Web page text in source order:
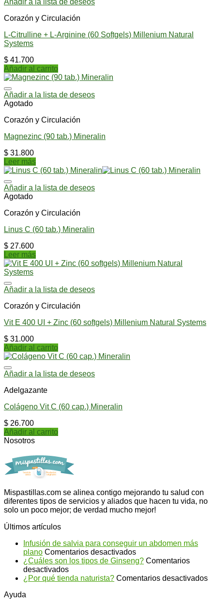
Corazón y Circulación
L-Citrulline + L-Arginine (60 Softgels) Millenium Natural
Systems
$ 41.700
Añadir al carrito
Añadir a la lista de deseos
Agotado
Corazón y Circulación
Magnezinc (90 tab.) Mineralin
$ 31.800
Leer más
Añadir a la lista de deseos
Agotado
Corazón y Circulación
Linus C (60 tab.) Mineralin
$ 27.600
Leer más
Añadir a la lista de deseos
Corazón y Circulación
Vit E 400 UI + Zinc (60 softgels) Millenium Natural Systems
$ 31.000
Añadir al carrito
Añadir a la lista de deseos
Adelgazante
Colágeno Vit C (60 cap.) Mineralin
$ 26.700
Añadir al carrito
Nosotros
Mispastillas.com se alinea contigo mejorando tu salud con
diferentes tipos de servicios y aliados que hacen tu vida, no
solo un poco mejor; de verdad mucho mejor!
Últimos artículos
Infusión de salvia para conseguir un abdomen más
plano Comentarios desactivadosen
Infusión
salvia
¿Cuáles son los tipos de Ginseng? Comentarios
desactivadosen
¿Cuáles
¿Por qué tienda naturista? Comentarios desactivadosen
Ayuda